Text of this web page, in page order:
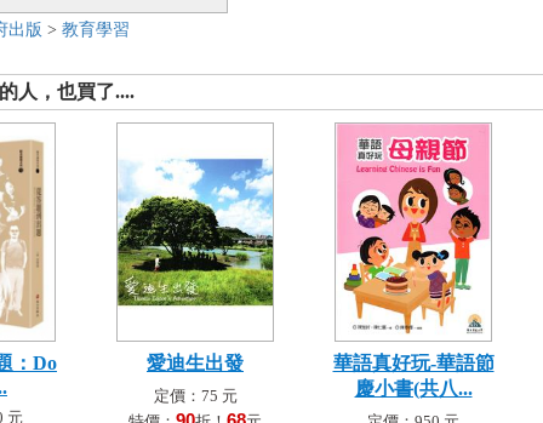
出版 > 教育學習
人，也買了....
：Do
元
愛迪生出發
定價：75 元
華語真好玩-華語節
慶小書(共八...